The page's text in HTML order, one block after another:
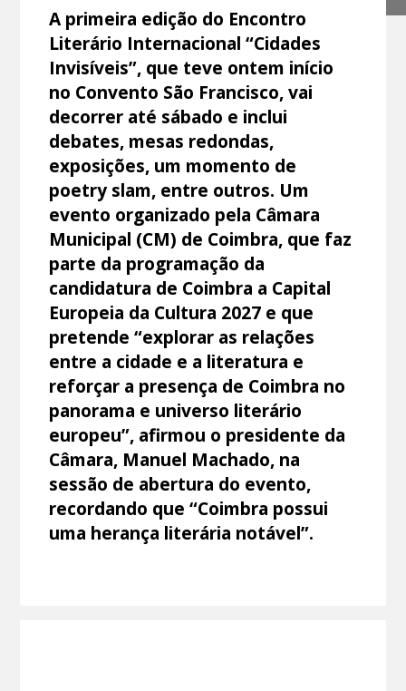
A primeira edição do Encontro
Literário Internacional “Cidades
Invisíveis”, que teve ontem início
no Convento São Francisco, vai
decorrer até sábado e inclui
debates, mesas redondas,
exposições, um momento de
poetry slam, entre outros. Um
evento organizado pela Câmara
Municipal (CM) de Coimbra, que faz
parte da programação da
candidatura de Coimbra a Capital
Europeia da Cultura 2027 e que
pretende “explorar as relações
entre a cidade e a literatura e
reforçar a presença de Coimbra no
panorama e universo literário
europeu”, afirmou o presidente da
Câmara, Manuel Machado, na
sessão de abertura do evento,
recordando que “Coimbra possui
uma herança literária notável”.